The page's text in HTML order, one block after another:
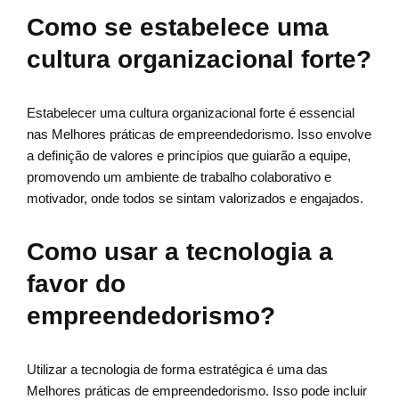
Como se estabelece uma
cultura organizacional forte?
Estabelecer uma cultura organizacional forte é essencial
nas Melhores práticas de empreendedorismo. Isso envolve
a definição de valores e princípios que guiarão a equipe,
promovendo um ambiente de trabalho colaborativo e
motivador, onde todos se sintam valorizados e engajados.
Como usar a tecnologia a
favor do
empreendedorismo?
Utilizar a tecnologia de forma estratégica é uma das
Melhores práticas de empreendedorismo. Isso pode incluir